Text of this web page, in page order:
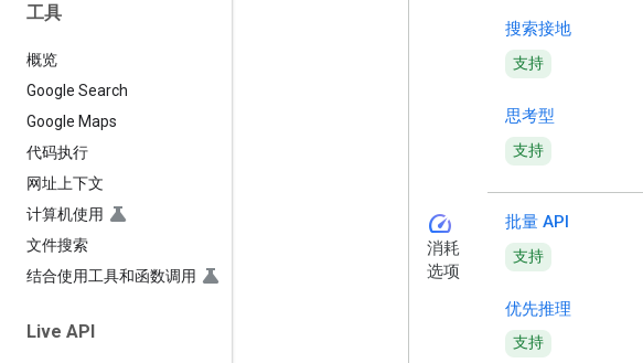
工具
概览
Google Search
Google Maps
代码执行
网址上下文
计算机使用
文件搜索
结合使用工具和函数调用
Live API
搜索接地
支持
思考型
支持
speed
消耗
选项
批量 API
支持
优先推理
支持